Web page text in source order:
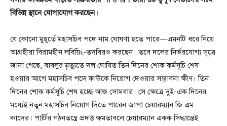
বিভিন্ন স্থানে যোগাযোগ করছেন।
যে কোনো মুহূর্তে মহাসচিব পদে নাম ঘোষণা হতে পারে—এমনটি ধরে নিয়ে
আগ্রহীরা বিরামহীন লবিয়িং-তদবিরও করছেন। তবে দলের নির্ভরযোগ্য সূত্রে
জানা গেছে, বাবলুর মৃত্যুতে দল ঘোষিত তিন দিনের শোক কর্মসূচি শেষ
হওয়ার আগে মহাসচিব পদে কাউকে নিয়োগ দেওয়ার সম্ভাবনা ক্ষীণ। তিন
দিনের শোক কর্মসূচি শেষ হচ্ছে আজ সোমবার। সে ক্ষেত্রে দুই-এক দিনের
মধ্যেই নতুন মহাসচিব নিয়োগ দিতে পারেন জাপা চেয়ারম্যান জি এম
কাদের। পার্টির গঠনতন্ত্রে প্রদত্ত ক্ষমতাবলে চেয়ারম্যান একক সিদ্ধান্তেই